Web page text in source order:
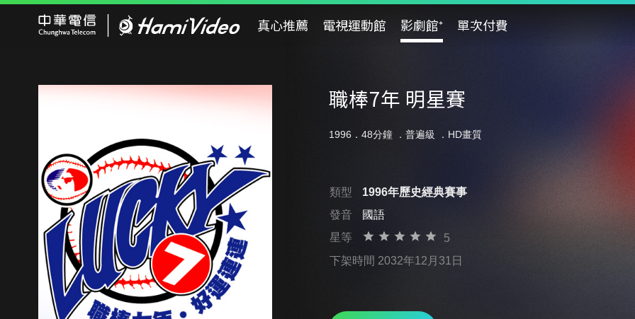
真心推薦 電視運動館 影劇館⁺ 單次付費
職棒7年 明星賽
1996．48分鐘 ． 普遍級 ．HD畫質
類型
1996年歷史經典賽事
發音
國語
星等
5
下架時間 2032年12月31日